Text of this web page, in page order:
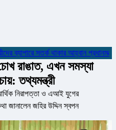
ব্যাপারে সতর্ক থাকার আহ্বান প্রধানমন্ত্রীর
রাঙাত, এখন সমস্যা
তথ্যমন্ত্রী
নিরাপত্তা ও এআই যুগের
জানালেন জহির উদ্দিন স্বপন